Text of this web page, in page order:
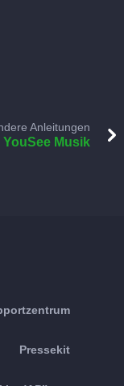
Anleitungen
YouSee Musik
Pressekit